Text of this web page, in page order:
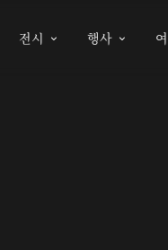
전시  행사 